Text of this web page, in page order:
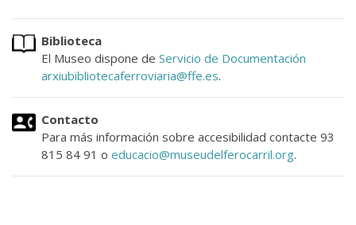
Biblioteca
El Museo dispone deServicio de Documentación
arxiubibliotecaferroviaria@ffe.es.
Contacto
Para más información sobre accesibilidad contacte 93
815 84 91 oeducacio@museudelferocarril.org.